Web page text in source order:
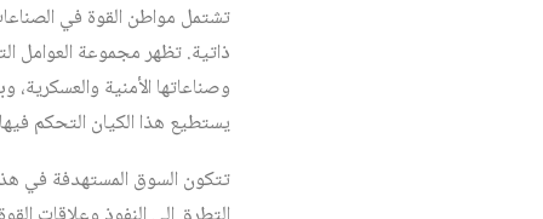
تشتمل مواطن القوة في
ذاتية. تظهر مجموعة العوامل
وصناعاتها الأمنية
يستطيع هذا الكيان التحكم